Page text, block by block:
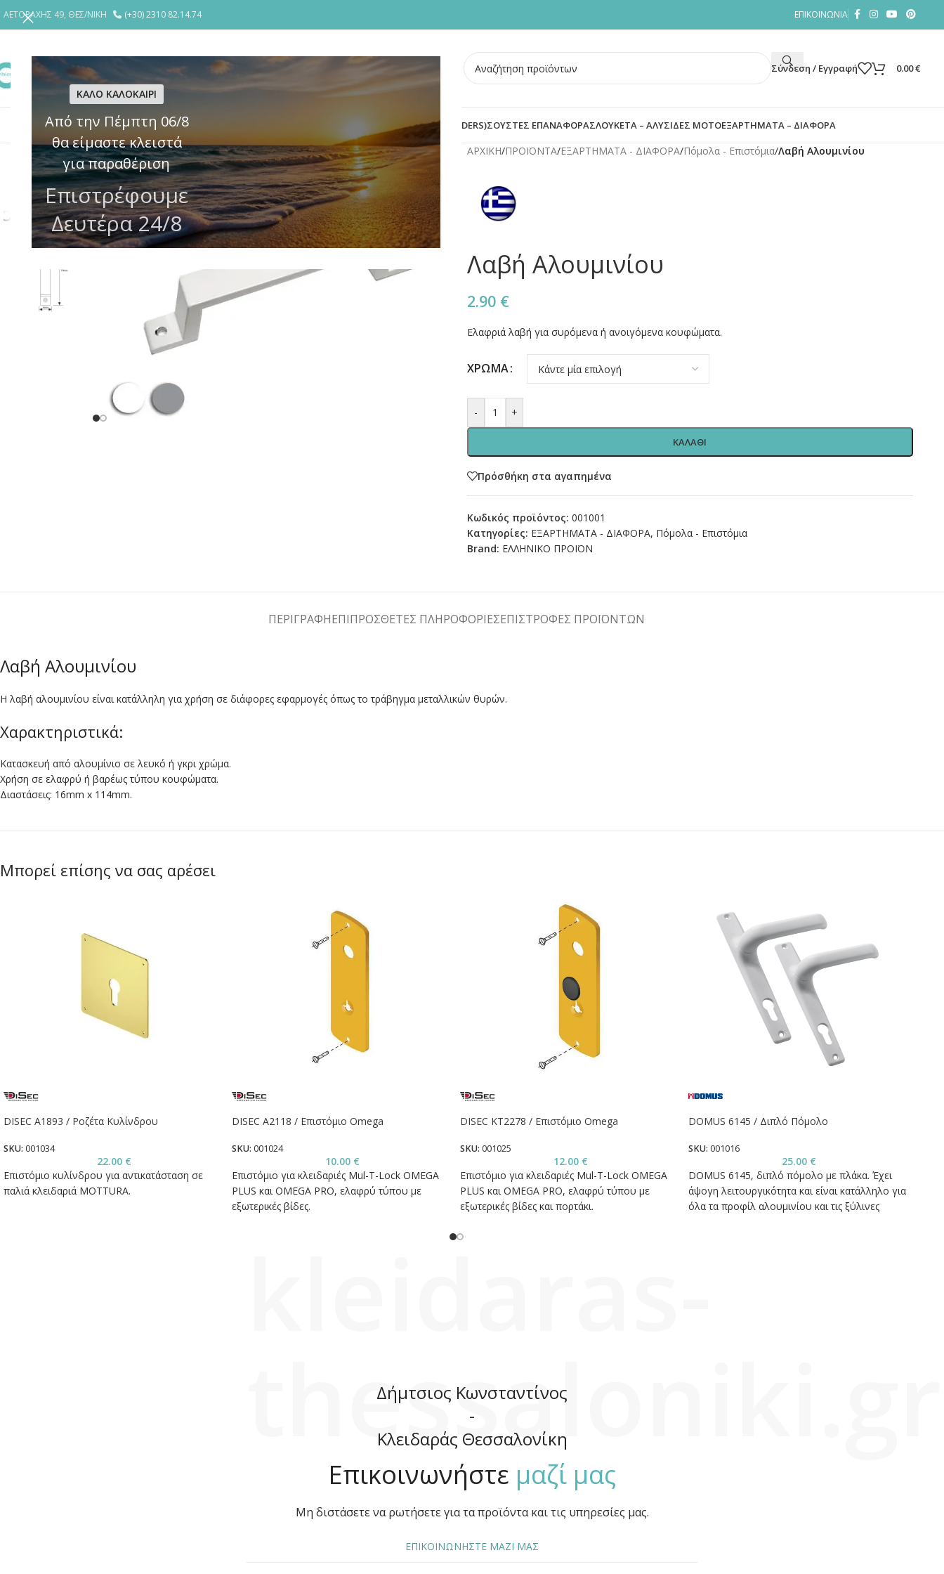
ΚΑΛΟ ΚΑΛΟΚΑΙΡΙ
Από την Πέμπτη 06/8
θα είμαστε κλειστά
για παραθέριση
Επιστρέφουμε
Δευτέρα 24/8
ΑΕΤΟΡΑΧΗΣ 49, ΘΕΣ/ΝΙΚΗ (+30) 2310 82.14.74 ΕΠΙΚΟΙΝΩΝΙΑ
ΕΤΑΙΡΕΙΑ YΠΗΡΕΣΙΕΣ ΘΩΡΑΚΙΣΜΕΝΕΣ ΠΟΡΤΕΣ Σύνδεση / Εγγραφή 0.00€
ΚΛΕΙΔΑΡΙΕΣΗΛΕΚΤΡΙΚΕΣ ΚΛΕΙΔΑΡΙΕΣ – ΚΥΠΡΙ ΠΡΟΣΤΑΣΙΑ ΚΥΛΙΝΔΡΟΥ (DEFENDERS)ΣΟΥΣΤΕΣ ΕΠΑΝΑΦΟΡΑΣΛΟΥΚΕΤΑ – ΑΛΥΣΙΔΕΣ ΜΟΤΟΕΞΑΡΤΗΜΑΤΑ – ΔΙΑΦΟΡΑ
ΑΡΧΙΚΗ/ΠΡΟΪΟΝΤΑ/ΕΞΑΡΤΗΜΑΤΑ - ΔΙΑΦΟΡΑ/Πόμολα - Επιστόμια/Λαβή Αλουμινίου
Λαβή Αλουμινίου
2.90 €
Ελαφριά λαβή για συρόμενα ή ανοιγόμενα κουφώματα.
ΧΡΩΜΑ
- +
ΚΑΛΑΘΙ
Πρόσθήκη στα αγαπημένα
Κωδικός προϊόντος: 001001
Κατηγορίες: ΕΞΑΡΤΗΜΑΤΑ - ΔΙΑΦΟΡΑ, Πόμολα - Επιστόμια
Brand: ΕΛΛΗΝΙΚΟ ΠΡΟΪΟΝ
ΠΕΡΙΓΡΑΦΉΕΠΙΠΡΌΣΘΕΤΕΣ ΠΛΗΡΟΦΟΡΊΕΣΕΠΙΣΤΡΟΦΕΣ ΠΡΟΪΟΝΤΩΝ
Λαβή Αλουμινίου
Η λαβή αλουμινίου είναι κατάλληλη για χρήση σε διάφορες εφαρμογές όπως το τράβηγμα μεταλλικών θυρών.
Χαρακτηριστικά:
Κατασκευή από αλουμίνιο σε λευκό ή γκρι χρώμα.
Χρήση σε ελαφρύ ή βαρέως τύπου κουφώματα.
Διαστάσεις: 16mm x 114mm.
Μπορεί επίσης να σας αρέσει
DISEC A1893 / Ροζέτα Κυλίνδρου
SKU: 001034
22.00 €
Επιστόμιο κυλίνδρου για αντικατάσταση σε
παλιά κλειδαριά MOTTURA.
DISEC A2118 / Επιστόμιο Omega
SKU: 001024
10.00 €
Επιστόμιο για κλειδαριές Mul-T-Lock OMEGA
PLUS και OMEGA PRO, ελαφρύ τύπου με
εξωτερικές βίδες.
DISEC KT2278 / Επιστόμιο Omega
SKU: 001025
12.00 €
Επιστόμιο για κλειδαριές Mul-T-Lock OMEGA
PLUS και OMEGA PRO, ελαφρύ τύπου με
εξωτερικές βίδες και πορτάκι.
DOMUS 6145 / Διπλό Πόμολο
SKU: 001016
25.00 €
DOMUS 6145, διπλό πόμολο με πλάκα. Έχει
άψογη λειτουργικότητα και είναι κατάλληλο για
όλα τα προφίλ αλουμινίου και τις ξύλινες
thessaloniki.gr
Δήμτσιος Κωνσταντίνος
-
Κλειδαράς Θεσσαλονίκη
Επικοινωνήστε μαζί μας
Μη διστάσετε να ρωτήσετε για τα προϊόντα και τις υπηρεσίες μας.
ΕΠΙΚΟΙΝΩΝΗΣΤΕ ΜΑΖΙ ΜΑΣ